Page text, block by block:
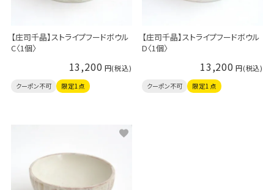
【庄司千晶】ストライプフードボウル
C〈1個〉
13,200
クーポン不可 限定1点
【庄司千晶】ストライプフードボウル
D〈1個〉
13,200
クーポン不可 限定1点